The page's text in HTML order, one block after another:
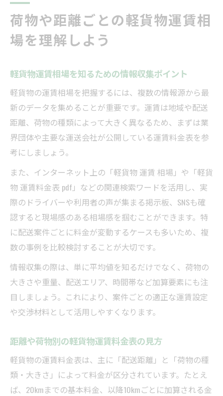
荷物や距離ごとの軽貨物運賃相
場を理解しよう
軽貨物運賃相場を知るための情報収集ポイント
軽貨物の運賃相場を把握するには、複数の情報源から最
新のデータを集めることが重要です。運賃は地域や配送
距離、荷物の種類によって大きく異なるため、まずは業
界団体や主要な運送会社が公開している運賃料金表を参
考にしましょう。
また、インターネット上の「軽貨物 運賃 相場」や「軽貨
物 運賃料金表 pdf」などの関連検索ワードを活用し、実
際のドライバーや利用者の声が集まる掲示板、SNSも確
認すると現場感のある相場感を掴むことができます。特
に配送案件ごとに料金が変動するケースも多いため、複
数の事例を比較検討することが大切です。
情報収集の際は、単に平均値を知るだけでなく、荷物の
大きさや重量、配送エリア、時間帯など加算要素にも注
目しましょう。これにより、案件ごとの適正な運賃設定
や交渉材料として活用しやすくなります。
距離や荷物別の軽貨物運賃料金表の見方
軽貨物の運賃料金表は、主に「配送距離」と「荷物の種
類・大きさ」によって料金が区分されています。たとえ
ば、20kmまでの基本料金、以降10kmごとに加算される金